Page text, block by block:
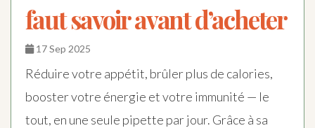
faut savoir avant d’acheter
17 Sep 2025
Réduire votre appétit, brûler plus de calories,
booster votre énergie et votre immunité — le
tout, en une seule pipette par jour. Grâce à sa